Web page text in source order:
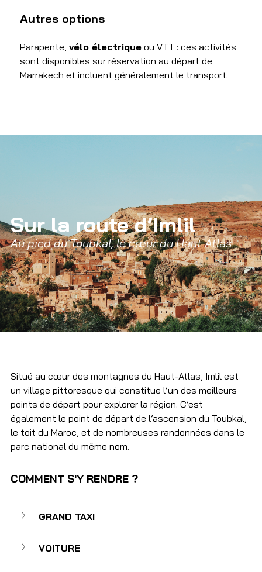
Autres options
Parapente, vélo électrique ou VTT : ces activités
sont disponibles sur réservation au départ de
Marrakech et incluent généralement le transport.
Sur la route d’Imlil
Au pied du Toubkal, le cœur du Haut Atlas
Situé au cœur des montagnes du Haut-Atlas, Imlil est
un village pittoresque qui constitue l’un des meilleurs
points de départ pour explorer la région. C’est
également le point de départ de l’ascension du Toubkal,
le toit du Maroc, et de nombreuses randonnées dans le
parc national du même nom.
COMMENT S'Y RENDRE ?
GRAND TAXI
VOITURE